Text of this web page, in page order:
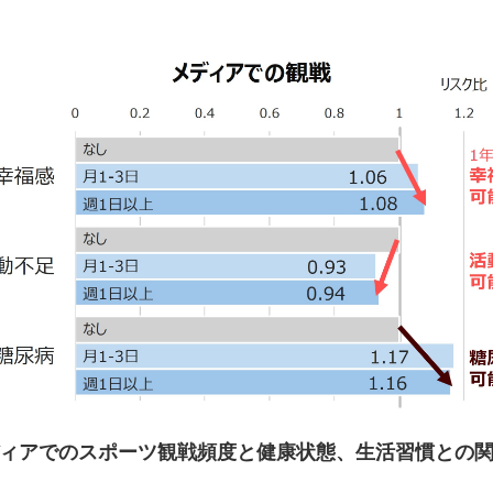
アでのスポーツ観戦頻度と健康状態、生活習慣との